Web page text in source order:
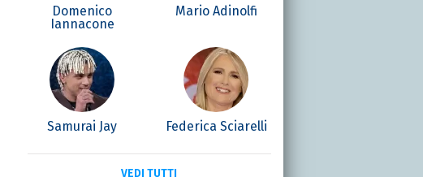
Domenico
Iannacone
Mario Adinolfi
Samurai Jay Federica Sciarelli
VEDI TUTTI